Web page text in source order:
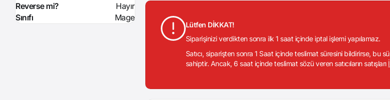
Reverse mi?
Hayır
Sınıfı
Mage
Lütfen DİKKAT!
Siparişinizi verdikten sonra ilk 1 saat içinde iptal işlemi yapılamaz.
Satıcı, siparişten sonra 1 Saat içinde teslimat süresini bildirirse, bu
sahiptir. Ancak, 6 saat içinde teslimat sözü veren satıcıların satışları